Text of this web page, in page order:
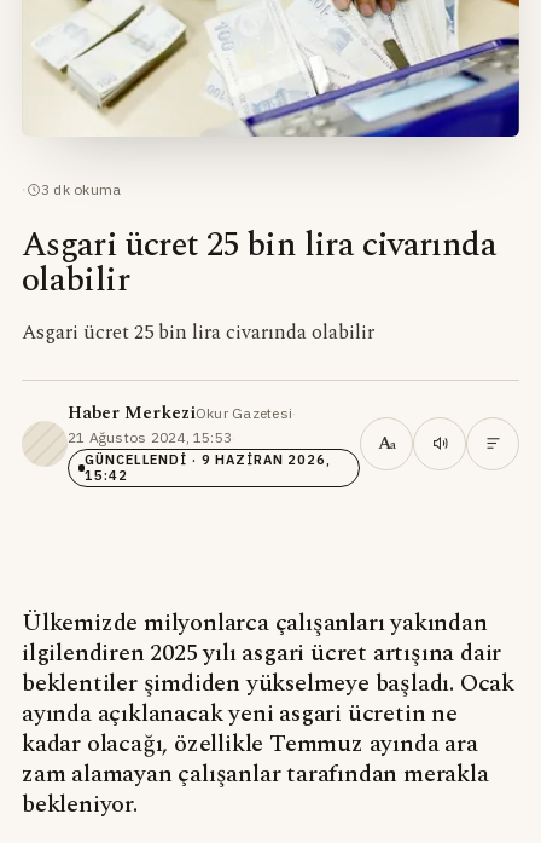
· 3 dk okuma
Asgari ücret 25 bin lira civarında
olabilir
Asgari ücret 25 bin lira civarında olabilir
Haber MerkeziOkur Gazetesi·
21 Ağustos 2024, 15:53·
GÜNCELLENDI · 9 HAZIRAN 2026,
15:42
Aa
Ülkemizde milyonlarca çalışanları yakından
ilgilendiren 2025 yılı asgari ücret artışına dair
beklentiler şimdiden yükselmeye başladı. Ocak
ayında açıklanacak yeni asgari ücretin ne
kadar olacağı, özellikle Temmuz ayında ara
zam alamayan çalışanlar tarafından merakla
bekleniyor.